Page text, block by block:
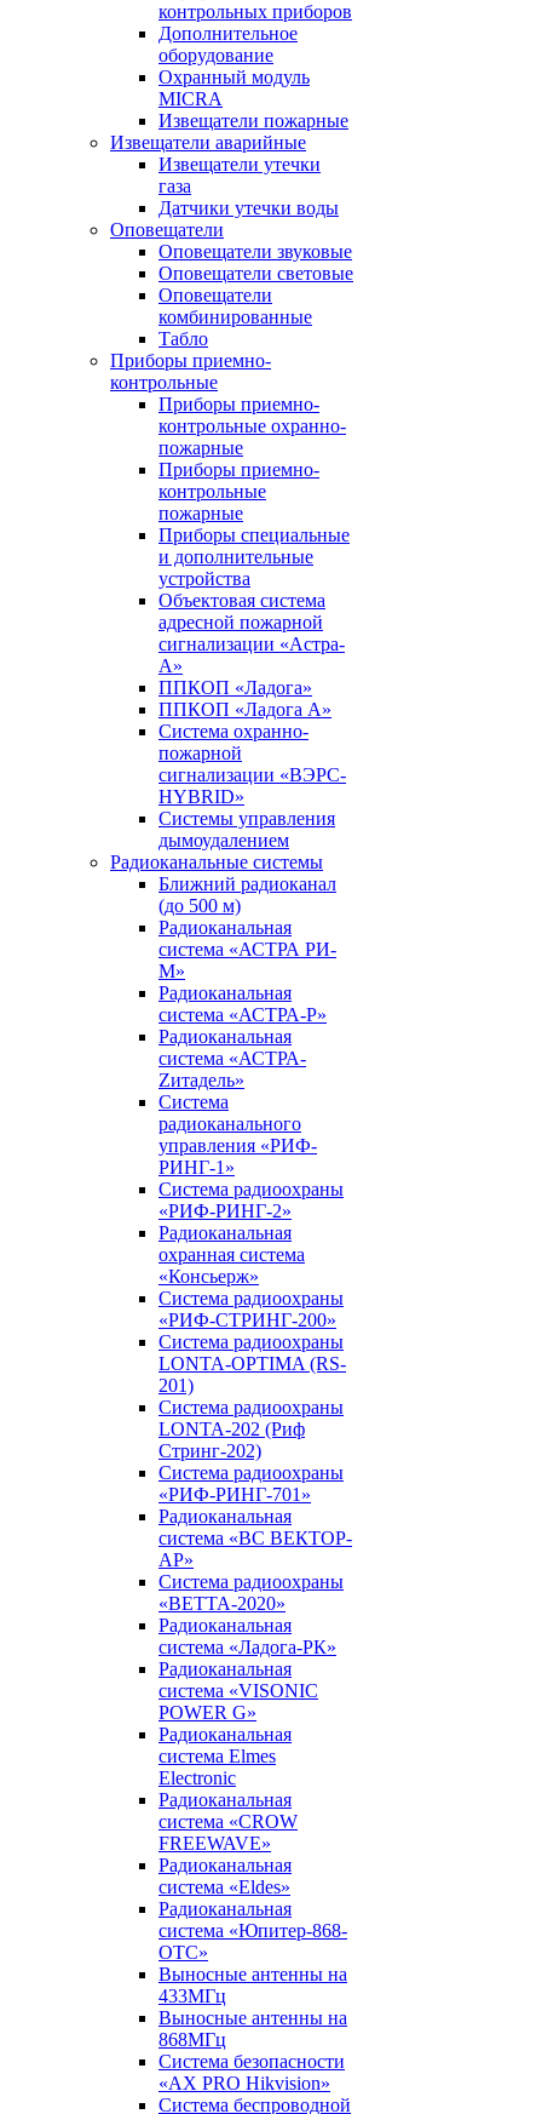
контрольных приборов
Дополнительное
оборудование
Охранный модуль
MICRA
Извещатели пожарные
Извещатели аварийные
Извещатели утечки
газа
Датчики утечки воды
Оповещатели
Оповещатели звуковые
Оповещатели световые
Оповещатели
комбинированные
Табло
Приборы приемно-
контрольные
Приборы приемно-
контрольные охранно-
пожарные
Приборы приемно-
контрольные
пожарные
Приборы специальные
и дополнительные
устройства
Объектовая система
адресной пожарной
сигнализации «Астра-
А»
ППКОП «Ладога»
ППКОП «Ладога А»
Система охранно-
пожарной
сигнализации «ВЭРС-
HYBRID»
Системы управления
дымоудалением
Радиоканальные системы
Ближний радиоканал
(до 500 м)
Радиоканальная
система «АСТРА РИ-
М»
Радиоканальная
система «АСТРА-Р»
Радиоканальная
система «АСТРА-
Zитадель»
Система
радиоканального
управления «РИФ-
РИНГ-1»
Система радиоохраны
«РИФ-РИНГ-2»
Радиоканальная
охранная система
«Консьерж»
Система радиоохраны
«РИФ-СТРИНГ-200»
Система радиоохраны
LONTA-OPTIMA (RS-
201)
Система радиоохраны
LONTA-202 (Риф
Стринг-202)
Система радиоохраны
«РИФ-РИНГ-701»
Радиоканальная
система «ВС ВЕКТОР-
АР»
Система радиоохраны
«ВЕТТА-2020»
Радиоканальная
система «Ладога-РК»
Радиоканальная
система «VISONIC
POWER G»
Радиоканальная
система Elmes
Electronic
Радиоканальная
система «CROW
FREEWAVE»
Радиоканальная
система «Eldes»
Радиоканальная
система «Юпитер-868-
ОТС»
Выносные антенны на
433МГц
Выносные антенны на
868МГц
Система безопасности
«AX PRO Hikvision»
Система беспроводной